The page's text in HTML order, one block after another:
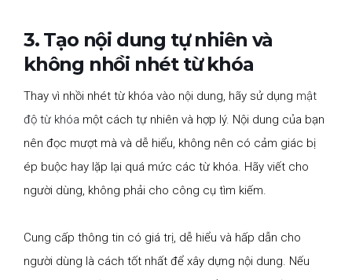
3. Tạo nội dung tự nhiên và
không nhồi nhét từ khóa
Thay vì nhồi nhét từ khóa vào nội dung, hãy sử dụng mật
độ từ khóa một cách tự nhiên và hợp lý. Nội dung của bạn
nên đọc mượt mà và dễ hiểu, không nên có cảm giác bị
ép buộc hay lặp lại quá mức các từ khóa. Hãy viết cho
người dùng, không phải cho công cụ tìm kiếm.
Cung cấp thông tin có giá trị, dễ hiểu và hấp dẫn cho
người dùng là cách tốt nhất để xây dựng nội dung. Nếu